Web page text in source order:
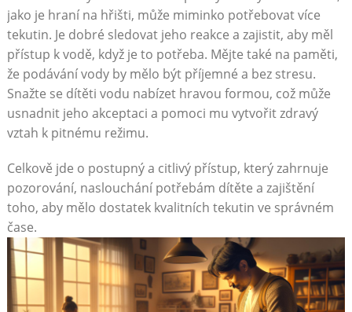
jako je hraní na hřišti, může miminko potřebovat více
tekutin. Je dobré sledovat jeho reakce a zajistit, aby měl
přístup k vodě, když je to potřeba. Mějte také na paměti,
že podávání vody by mělo být příjemné a bez stresu.
Snažte se dítěti vodu nabízet hravou formou, což může
usnadnit jeho akceptaci a pomoci mu vytvořit zdravý
vztah k pitnému režimu.
Celkově jde o postupný a citlivý přístup, který zahrnuje
pozorování, naslouchání potřebám dítěte a zajištění
toho, aby mělo dostatek kvalitních tekutin ve správném
čase.